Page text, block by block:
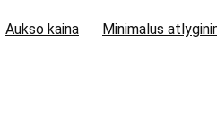
Aukso kaina Minimalus